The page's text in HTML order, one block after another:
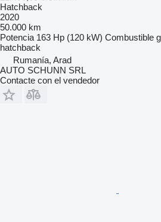
Hatchback
2020
50.000 km
Potencia 163 Hp (120 kW) Combustible
hatchback
Rumanía, Arad
AUTO SCHUNN SRL
Contacte con el vendedor